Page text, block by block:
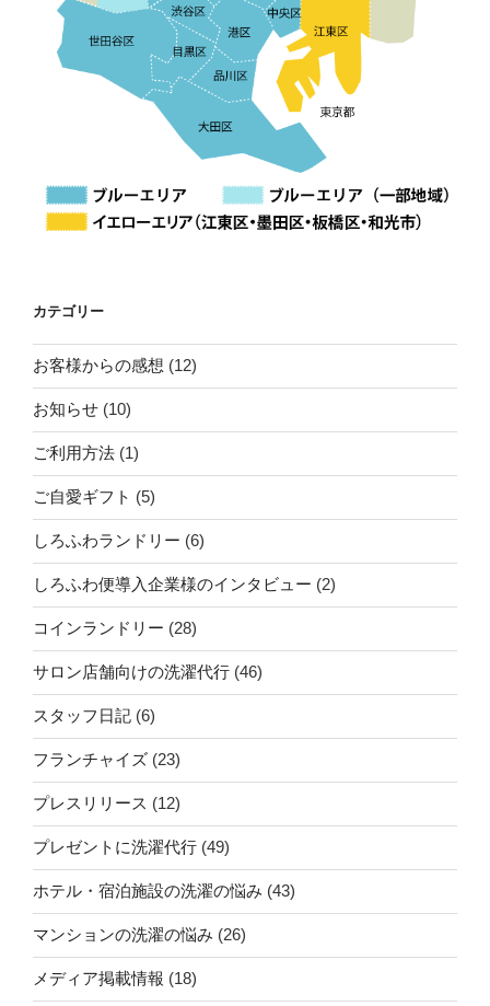
カテゴリー
お客様からの感想 (12)
お知らせ (10)
ご利用方法 (1)
ご自愛ギフト (5)
しろふわランドリー (6)
しろふわ便導入企業様のインタビュー (2)
コインランドリー (28)
サロン店舗向けの洗濯代行 (46)
スタッフ日記 (6)
フランチャイズ (23)
プレスリリース (12)
プレゼントに洗濯代行 (49)
ホテル・宿泊施設の洗濯の悩み (43)
マンションの洗濯の悩み (26)
メディア掲載情報 (18)